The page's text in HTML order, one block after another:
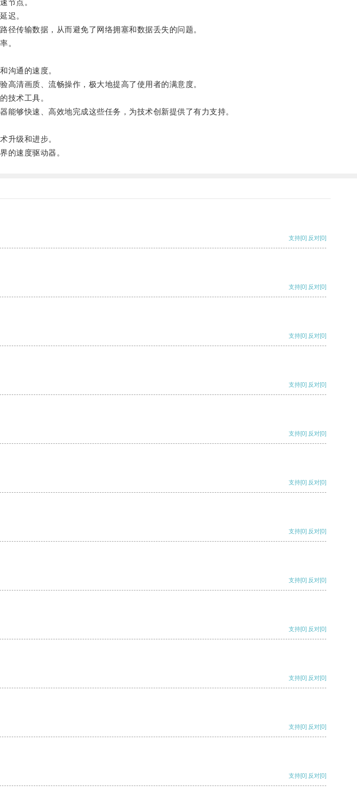
节点。
迟。
传输数据，从而避免了网络拥塞和数据丢失的问题。
。
沟通的速度。
清画质、流畅操作，极大地提高了使用者的满意度。
技术工具。
够快速、高效地完成这些任务，为技术创新提供了有力支持。
升级和进步。
的速度驱动器。
支持[0] 反对[0]
支持[0] 反对[0]
支持[0] 反对[0]
支持[0] 反对[0]
支持[0] 反对[0]
支持[0] 反对[0]
支持[0] 反对[0]
支持[0] 反对[0]
支持[0] 反对[0]
支持[0] 反对[0]
支持[0] 反对[0]
支持[0] 反对[0]